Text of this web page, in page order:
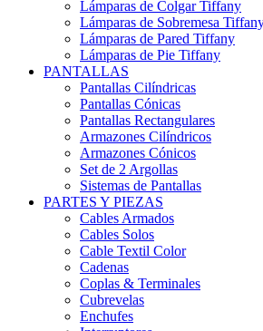
Lámparas de Colgar Tiffany
Lámparas de Sobremesa
Lámparas de Pared Tiffany
Lámparas de Pie Tiffany
PANTALLAS
Pantallas Cilíndricas
Pantallas Cónicas
Pantallas Rectangulares
Armazones Cilíndricos
Armazones Cónicos
Set de 2 Argollas
Sistemas de Pantallas
PARTES Y PIEZAS
Cables Armados
Cables Solos
Cable Textil Color
Cadenas
Coplas & Terminales
Cubrevelas
Enchufes